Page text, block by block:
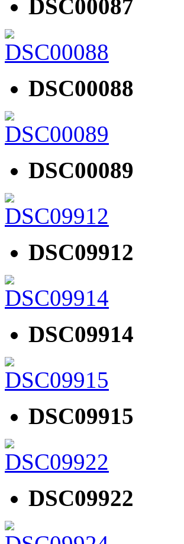
DSC00087
DSC00088
DSC00089
DSC09912
DSC09914
DSC09915
DSC09922